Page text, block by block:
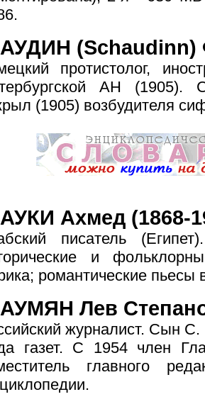
(Schaudinn)
протистолог,
АН
(1905) возбудителя
Ахмед (1868-
писатель
и
романтические пьесы
Лев
журналист. Сын
газет. С 1954 член
главного